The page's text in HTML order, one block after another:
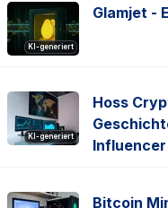
KI-generiert
Glamjet -
KI-generiert
Hoss
Influencer
Bitcoin